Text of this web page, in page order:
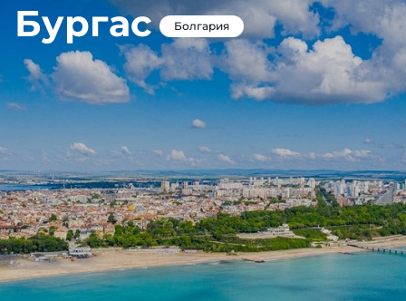
Бургас Болгария